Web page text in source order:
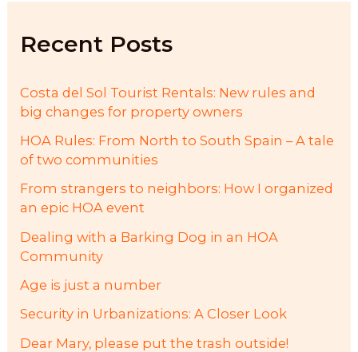
o
Recent Posts
Costa del Sol Tourist Rentals: New rules and
big changes for property owners
HOA Rules: From North to South Spain – A tale
of two communities
From strangers to neighbors: How I organized
an epic HOA event
Dealing with a Barking Dog in an HOA
Community
Age is just a number
Security in Urbanizations: A Closer Look
Dear Mary, please put the trash outside!